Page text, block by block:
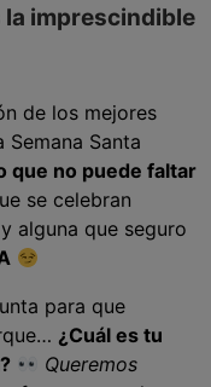
la imprescindible
de los mejores
Semana Santa
que no puede faltar
se celebran
alguna que seguro
para que
¿Cuál es tu
Queremos